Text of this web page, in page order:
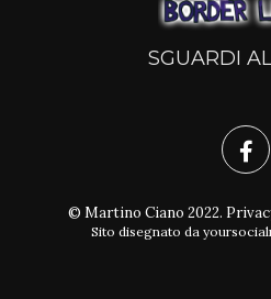
SGUARDI
© Martino Ciano 2022.
Sito disegnato da